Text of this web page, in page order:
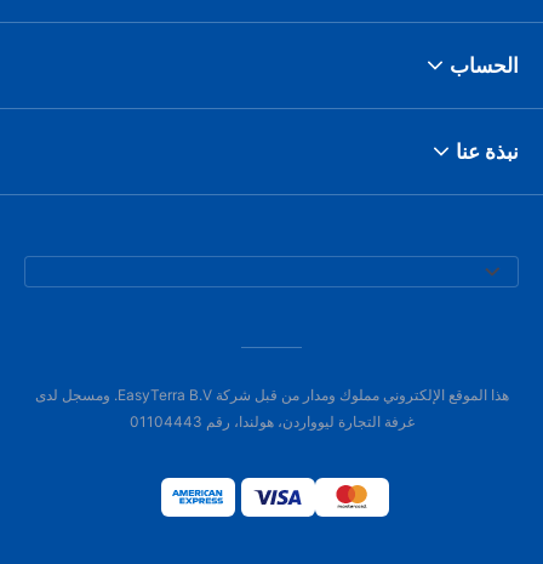
الحساب
نبذة عنا
هذا الموقع الإلكتروني مملوك ومدار من قبل شركة EasyTerra B.V. ومسجل لدى
غرفة التجارة ليوواردن، هولندا، رقم 01104443